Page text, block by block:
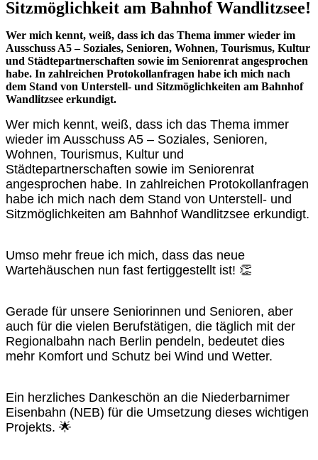
Sitzmöglichkeit am Bahnhof Wandlitzsee!
Wer mich kennt, weiß, dass ich das Thema immer wieder im
Ausschuss A5 – Soziales, Senioren, Wohnen, Tourismus, Kultur
und Städtepartnerschaften sowie im Seniorenrat angesprochen
habe. In zahlreichen Protokollanfragen habe ich mich nach
dem Stand von Unterstell- und Sitzmöglichkeiten am Bahnhof
Wandlitzsee erkundigt.
Wer mich kennt, weiß, dass ich das Thema immer
wieder im Ausschuss A5 – Soziales, Senioren,
Wohnen, Tourismus, Kultur und
Städtepartnerschaften sowie im Seniorenrat
angesprochen habe. In zahlreichen Protokollanfragen
habe ich mich nach dem Stand von Unterstell- und
Sitzmöglichkeiten am Bahnhof Wandlitzsee erkundigt.
Umso mehr freue ich mich, dass das neue
Wartehäuschen nun fast fertiggestellt ist! 👏
Gerade für unsere Seniorinnen und Senioren, aber
auch für die vielen Berufstätigen, die täglich mit der
Regionalbahn nach Berlin pendeln, bedeutet dies
mehr Komfort und Schutz bei Wind und Wetter.
Ein herzliches Dankeschön an die Niederbarnimer
Eisenbahn (NEB) für die Umsetzung dieses wichtigen
Projekts. 🌟